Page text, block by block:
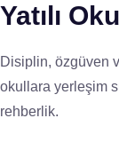
Yatılı
Disiplin, özgüven
okullara yerleşim
rehberlik.